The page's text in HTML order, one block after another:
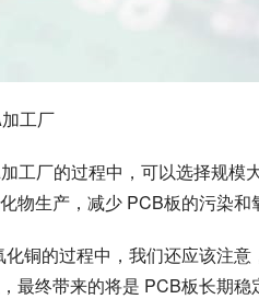
工厂
工厂的过程中，可以选择规
物生产，减少 PCB板的污染
铜的过程中，我们还应该注
最终带来的将是 PCB板长期稳